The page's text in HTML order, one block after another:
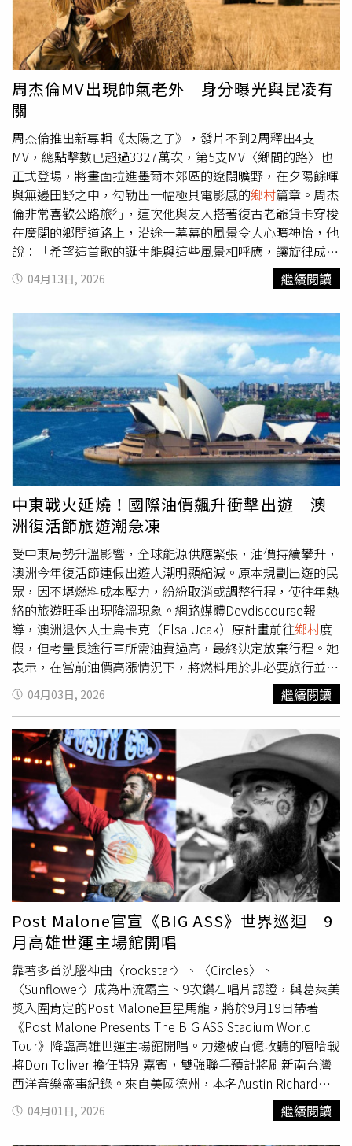
際執行時，將儘量縮小停水範圍及時間，造成您的不便，敬
請見諒。 (二)停水時間，請慎防火源，並請關閉抽水機電
源，以免損壞。 (三)建築物之自來水進水口低於地面之用
戶，在停水期間，請將總表前制水閥栓關閉，以避免發生可
能虹吸污染。 (四)停水範圍區域內之用戶，請自行儲水備
用，本公司於作業完成後，即恢復供水，管線末端及高地區
域，可能會有較延遲復水現象，請諒察。嘉義縣停水範圍停
水時間：4/28 08:00至18:00（10小時）停水地區：台南市
白河區內角里；嘉義縣水上鄉南 鄉村、忠和村。共3個村
里。1456號至1514號。停水原因：為辦理「嘉縣水上鄉南
鄉村火化場汰換管線工程」。台南市停水範圍停水時間：
4/28 09:00至4/29 08:00（23小時）停水地區：停水區域(共
18個里): 台南市/東 區：圍下里、大同里、成大里（大學路
西段以南）、東門里。 北 區：公園里、北華里、大興里、
小北里（和緯路以南）、長興里。 中西區：南美里、南門
里、城隍里、小西門里、永華里、法華里、赤嵌里、 郡王
里、開山里。停水原因：04/28-04/29為配合台南市政府
「台南火車站站前廣場圓環改建」需求，遂辦 理「台南火
車站站前廣場汰換管線工程」之新、舊供水幹管銜接工程，
致轄區內部分地區停水於4/28上午9時至4/29上午8時，
4/29上午8點後恢復供水，請貴用戶配合節約用水並預作儲
水準備。造成不便之處，敬請見諒。依據台南市政府道路挖
掘條例，上下班時段須停止施工，如延後復水敬請見諒（遇
雨順延）。台南市（永康區）停水範圍停水時間：4/28
09:00至17:00（8小時）停水地區：台南市永康區大灣路40
巷76-1號至276號(含弄)、大灣路40巷78弄、大灣路40巷
280弄、北興路107巷(含弄)。停水原因：配合水利局永康區
污水下水道改遷工程， 大灣路40巷182弄30號及大灣路40
巷182弄36號旁(共2處)，辦理管線停水施工作業。高雄市停
水範圍一、停水時間：4/28 00:00至05:00（5小時）停水地
區：新莊仔路以南、博愛二路以東、自由二路以西、裕誠路
以北， 明誠二路以北、博愛二路以東、自由二路以西、明
華一路以南，自由二路西側(新莊仔路至至聖路)。停水原
因：114年高雄所分區計量管網委外建置及漏水調查-小區管
網封閉測試。二、停水時間：4/28 22:00至 2026-04-29
04:00（5小時）停水地區：高雄市/阿蓮區/南蓮里、和蓮
里、峯山里、崗山里、清蓮里、港後里、阿蓮里、青旗里。
共8個村里。停水原因：阿蓮區中正路、成功街、忠孝路、
仁愛路…等區域，採夜間進行閥栓檢測作業，逐段檢測，測
完即開，若有不便敬請見諒。三、停水時間：4/27 22:00至
4/28 04:00（5小時）停水地區：高雄市/阿蓮區/和蓮里、清
蓮里、港後里、石安里、阿蓮里、青旗里。共6個村里。停
水原因：阿蓮區頂安路附近區域，採夜間進行閥栓與管段檢
測作業，管線逐段測試，試完即開，若有不便之處敬請見
諒。四、停水時間：4/27 23:00至 4/28 03:00（4小時）停
水地區：高雄市/旗山區/延平一路、志航街、懷生街、旗甲
路一段、民享街、民生一街、民生二街。停水原因：114年
旗山所分區計量管網設備增設、封閉改善工程及漏水調查。
花蓮縣停水範圍停水時間：4/28 01:00至05:00（4小時）停
水地區：花蓮縣/新城鄉/中正路、中興路、仁義街、光復
路、助人街、北埔路、嘉里一路、嘉里三路、嘉里二路、嘉
里四路、嘉里路、大德街、安樂街、民享街、民勤街、民族
路、民有街、民權街、民治街、福德路、華富街、華德街、
華興街、華陽街。停水原因：機場小區分段及斷水測試。自
來水公司提醒，請提早於停水前6小時完成儲水，以避免集
中於開始停水前大量儲水，造成管線末端用戶無水可用。停
水期間，民眾應關閉抽水機電源，並慎防火警；建築物自來
水進水口低於地面的用戶，請將總表前制水閥栓關閉，以避
免發生可能虹吸污染。自來水公司建議，剛恢復供水時，請
將全部水閥打開排氣，以利迅速恢復供水，管線末端或高地
區用戶，如因水壓較低致延遲供水，敬請諒察；恢復供水
周杰倫MV出現帥氣老外 身分曝光與昆凌有
關
周杰倫推出新專輯《太陽之子》，發片不到2周釋出4支
MV，總點擊數已超過3327萬次，第5支MV〈鄉間的路〉也
正式登場，將畫面拉進墨爾本郊區的遼闊曠野，在夕陽餘暉
與無邊田野之中，勾勒出一幅極具電影感的鄉村篇章。周杰
倫非常喜歡公路旅行，這次他與友人搭著復古老爺貨卡穿梭
在廣闊的鄉間道路上，沿途一幕幕的風景令人心曠神怡，他
說：「希望這首歌的誕生能與這些風景相呼應，讓旋律成為
『可以被聽見的畫面』。」〈鄉間的路〉MV於去年3月在墨
爾本郊區拍攝，可見周杰倫以牛仔風造型與友人彈著吉他、
隨音樂舞動身體，一行人搭著復古貨卡前行，午後的微風、
的穀倉、農場的拖拉機，彷彿構築出一幅純樸的水彩
畫，周杰倫還推著「稻草捲」，感受鄉村農忙的愉悅。MV
裡一位有型的老外開著復古貨卡，與大伙兒談笑風生，其實
這位帥氣男子是昆凌的叔叔，本身是這支 MV導演的周杰倫
覺得昆凌叔叔的外型很有味道，所以特別邀請他參與演出。
周杰倫的造型融入濃厚鄉村
牛仔元素。（圖／杰威爾提供）
MV的整體造型也融入濃厚的鄉村牛仔元素，周杰倫一身皮
革流蘇外套、牛仔帽與復古配件，搭配金黃色草地與木造穀
倉的場景，營造出宛如置身異國鄉間的氛圍。不僅如此，連
同場演出的昆凌叔叔、柯有倫、楊瑞代、罐頭、阿德也在造
型上統一風格，從服裝到樂器選擇皆經過細緻的設計，使整
體視覺更具完整性與故事性。音樂方面，這首歌主打療癒系
鄉村風格，以溫暖的吉他聲線為基底，融合自然感編曲與輕
快節奏，讓人彷彿置身於開闊草原，在微風與陽光中緩緩前
行。方文山的歌詞有著極具畫面感的鄉村場景，方文山說：
「這首歌的音樂性很強，畫面感很療癒，旋律會拉動文字的
前進，讓歌曲更有煙火氣。而杰倫的音樂有個特別之處，是
在聽覺上帶領著粉絲到處旅行，加上MV視覺的輔助，讓這
種聽覺的旅行感更真實。所以這張專輯的合作，我彷彿也藉
著杰倫音樂的流動，去了好多地方。」
04月13日, 2026 繼續閱讀
中東戰火延燒！國際油價飆升衝擊出遊 澳
洲復活節旅遊潮急凍
受中東局勢升溫影響，全球能源供應緊張，油價持續攀升，
澳洲今年復活節連假出遊人潮明顯縮減。原本規劃出遊的民
眾，因不堪燃料成本壓力，紛紛取消或調整行程，使往年熱
絡的旅遊旺季出現降溫現象。網路媒體Devdiscourse報
導，澳洲退休人士烏卡克（Elsa Ucak）原計畫前往鄉村度
假，但考量長途行車所需油費過高，最終決定放棄行程。她
表示，在當前油價高漲情況下，將燃料用於非必要旅行並不
合理，也希望資源能留給更需要的人。報導指出，復活節一
向是澳洲重要的旅遊高峰。根據原先預估，今年將有超過
450萬人次出遊，帶動約111億澳元（約新台幣約2,449億
元）的觀光消費。不過，近期因伊朗相關衝突升高，加上荷
姆茲海峽遭封鎖，影響全球石油運輸，使燃料供應吃緊、價
格飆升，直接衝擊民眾出行意願。雪梨居民艾伯特（Rachel
Abbott）坦言，面對不斷上漲的油價，只能選擇取消旅
行，改在家中度過假期。類似情況在各地出現，使今年復活
節旅遊市場表現不如預期。此外，援助工作者佐塔利斯
（Stav Zotalis）也感受到物價上升帶來的壓力。她指出，
雖然個人生活成本增加，但更憂心衝突地區民眾正面臨能源
短缺與物資不足的困境。專家分析，地緣政治緊張已對全球
經濟產生連鎖效應，從能源市場波動到民生消費改變，影響
層面廣泛。此次油價上漲不僅衝擊旅遊產業，也反映國際局
勢對日常生活的深遠影響。
04月03日, 2026 繼續閱讀
Post Malone官宣《BIG ASS》世界巡迴 9
月高雄世運主場館開唱
靠著多首洗腦神曲〈rockstar〉、〈Circles〉、
〈Sunflower〉成為串流霸主、9次鑽石唱片認證，與葛萊美
獎入圍肯定的Post Malone巨星馬龍，將於9月19日帶著
《Post Malone Presents The BIG ASS Stadium World
Tour》降臨高雄世運主場館開唱。力邀破百億收聽的嘻哈戰
將Don Toliver 擔任特別嘉賓，雙強聯手預計將刷新南台灣
西洋音樂盛事紀錄。來自美國德州，本名Austin Richard
Post的Post Malone，從狂妄不羈的熱血搖滾、拿著吉他不
插電深情自彈自唱、態度十足的R&B嘻哈，甚至全新跨界鄉
村樂風等，再配上滿身酷勁刺青與舞台上高能量Live實力，
04月01日, 2026 繼續閱讀